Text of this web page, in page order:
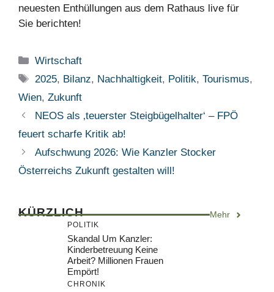
neuesten Enthüllungen aus dem Rathaus live für
Sie berichten!
Kategorien
Wirtschaft
Schlagwörter
2025, Bilanz, Nachhaltigkeit, Politik,Tourismus,
Wien, Zukunft
NEOS als ‚teuerster Steigbügelhalter‘ – FPÖ
feuert scharfe Kritik ab!
Aufschwung 2026: Wie Kanzler Stocker
Österreichs Zukunft gestalten will!
KÜRZLICH Mehr
POLITIK
Skandal Um Kanzler:
Kinderbetreuung Keine
Arbeit? Millionen Frauen
Empört!
CHRONIK